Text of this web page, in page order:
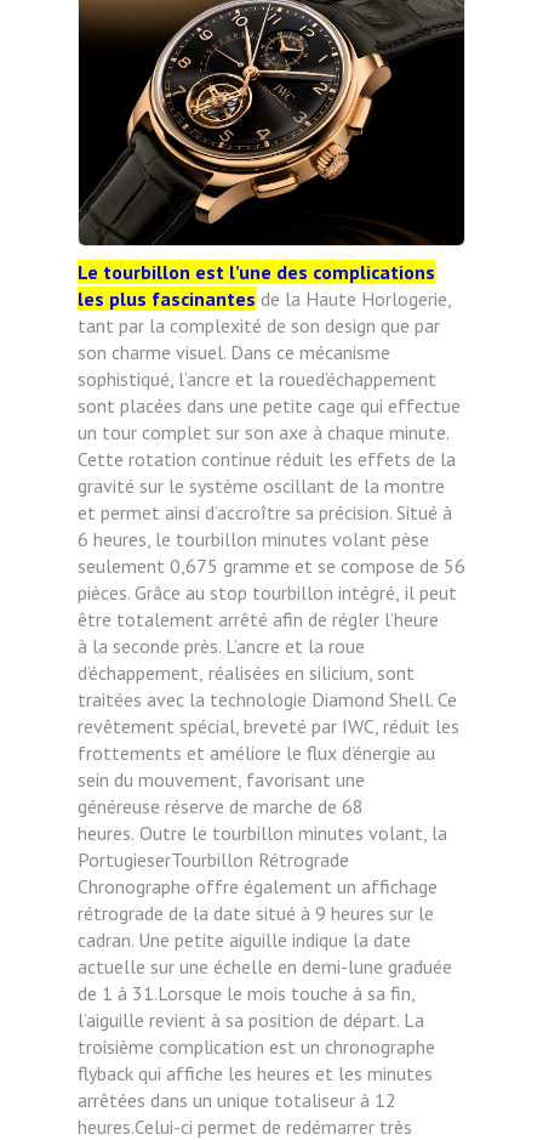
Le tourbillon est l’une des complications
les plus fascinantes de la Haute Horlogerie,
tant par la complexité de son design que par
son charme visuel. Dans ce mécanisme
sophistiqué, l’ancre et la roued’échappement
sont placées dans une petite cage qui effectue
un tour complet sur son axe à chaque minute.
Cette rotation continue réduit les effets de la
gravité sur le système oscillant de la montre
et permet ainsi d’accroître sa précision. Situé à
6 heures, le tourbillon minutes volant pèse
seulement 0,675 gramme et se compose de 56
pièces. Grâce au stop tourbillon intégré, il peut
être totalement arrêté afin de régler l’heure
à la seconde près. L’ancre et la roue
d’échappement, réalisées en silicium, sont
traitées avec la technologie Diamond Shell. Ce
revêtement spécial, breveté par IWC, réduit les
frottements et améliore le flux d’énergie au
sein du mouvement, favorisant une
généreuse réserve de marche de 68
heures. Outre le tourbillon minutes volant, la
PortugieserTourbillon Rétrograde
Chronographe offre également un affichage
rétrograde de la date situé à 9 heures sur le
cadran. Une petite aiguille indique la date
actuelle sur une échelle en demi-lune graduée
de 1 à 31.Lorsque le mois touche à sa fin,
l’aiguille revient à sa position de départ. La
troisième complication est un chronographe
flyback qui affiche les heures et les minutes
arrêtées dans un unique totaliseur à 12
heures.Celui-ci permet de redémarrer très